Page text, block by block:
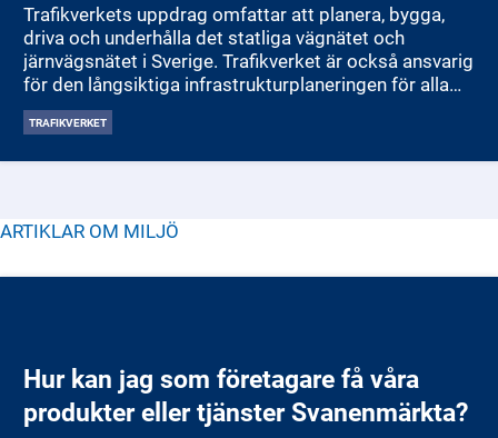
Trafikverkets uppdrag omfattar att planera, bygga,
driva och underhålla det statliga vägnätet och
järnvägsnätet i Sverige. Trafikverket är också ansvarig
för den långsiktiga infrastrukturplaneringen för alla
transportsätt, inklusive väg, järnväg, sjöfart och
luftfart. Dessutom arbetar Trafikverket med att främja
TRAFIKVERKET
ARTIKLAR OM MILJÖ
Hur kan jag som företagare få våra
produkter eller tjänster Svanenmärkta?